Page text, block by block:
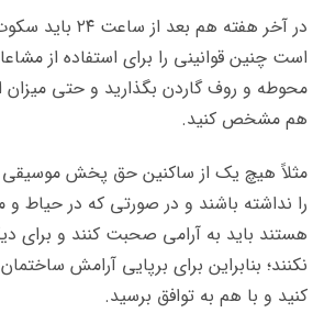
در آخر هفته هم
است چنین قوانینی را برای استفاده از
محوطه و روف گاردن بگذارید و حتی میزان
هم مشخص کنید.
مثلاً هیچ یک از ساکنین حق پخش
را نداشته باشند و در صورتی که در حیاط
هستند باید به آرامی صحبت کنند و برای
نکنند؛ بنابراین برای برپایی آرامش
کنید و با هم به توافق برسید.